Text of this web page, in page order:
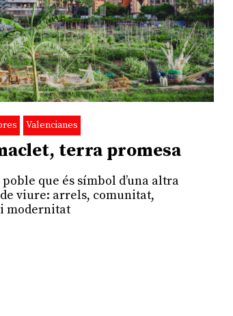
Valencianes
terra promesa
que és símbol d’una altra
viure: arrels, comunitat,
modernitat